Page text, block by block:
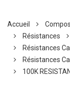
Accueil
Résistances
Résistances
Résistances
100K